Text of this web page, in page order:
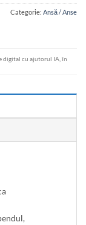
Categorie: Ansă / Anse
digital cu ajutorul IA, în